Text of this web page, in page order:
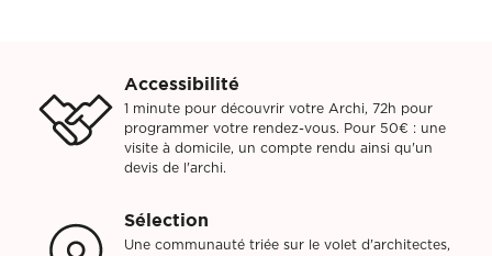
Accessibilité
1 minute pour découvrir votre Archi, 72h pour
programmer votre rendez-vous. Pour 50€ : une
visite à domicile, un compte rendu ainsi qu'un
devis de l'archi.
Sélection
Une communauté triée sur le volet d'architectes,